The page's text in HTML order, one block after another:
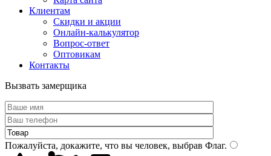
Клиентам
Скидки и акции
Онлайн-калькулятор
Вопрос-ответ
Оптовикам
Контакты
Вызвать замерщика
Пожалуйста, докажите, что вы человек, выбрав Флаг.